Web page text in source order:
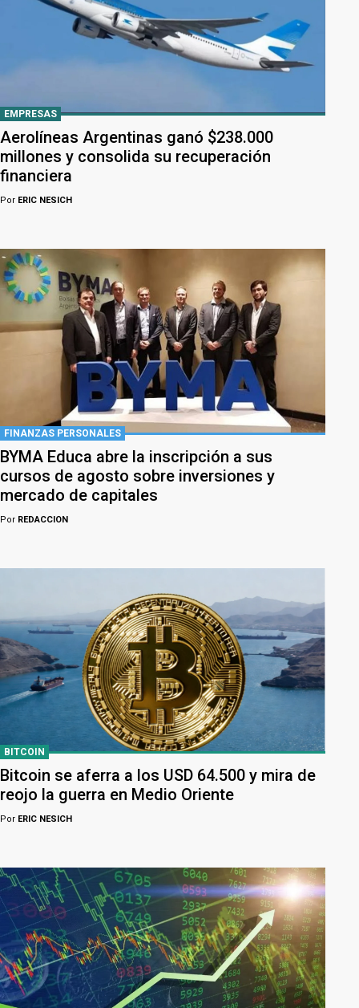
EMPRESAS
Aerolíneas Argentinas ganó $238.000
millones y consolida su recuperación
financiera
Por ERIC NESICH
FINANZAS PERSONALES
BYMA Educa abre la inscripción a sus
cursos de agosto sobre inversiones y
mercado de capitales
Por REDACCION
BITCOIN
Bitcoin se aferra a los USD 64.500 y mira de
reojo la guerra en Medio Oriente
Por ERIC NESICH